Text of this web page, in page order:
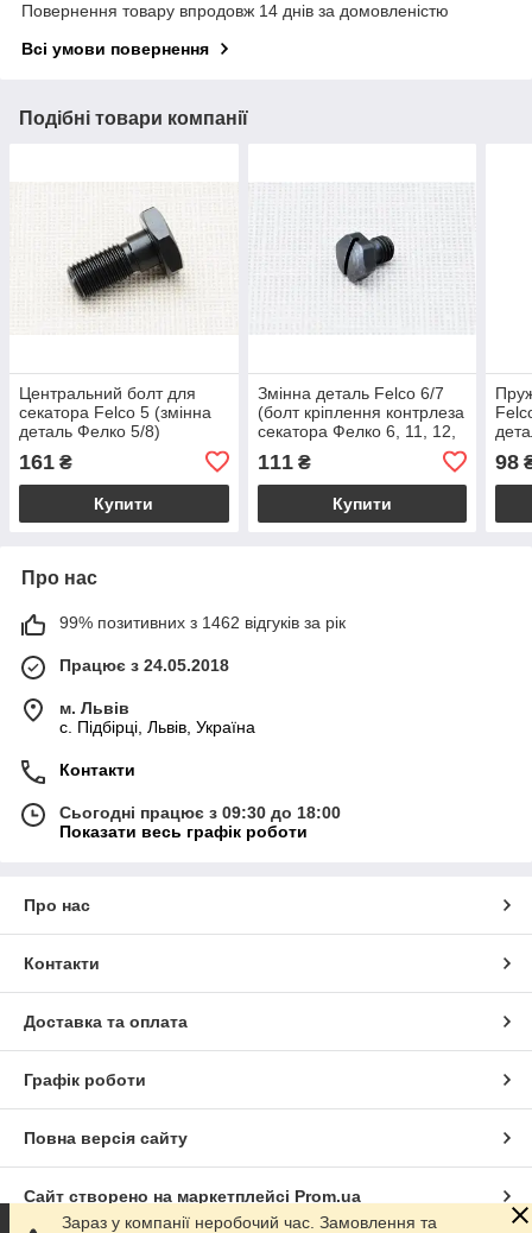
Повернення товару впродовж 14 днів за домовленістю
Всі умови повернення
Подібні товари компанії
Центральний болт для
секатора Felco 5 (змінна
деталь Фелко 5/8)
161 ₴
Купити
Змінна деталь Felco 6/7
(болт кріплення контрлеза
секатора Фелко 6, 11, 12,
111₴
Купити
98
Про нас
99% позитивних з 1462 відгуків за рік
Працює з 24.05.2018
м. Львів
c. Підбірці, Львів, Україна
Контакти
Сьогодні працює з 09:30 до 18:00
Показати весь графік роботи
Про нас
Контакти
Доставка та оплата
Графік роботи
Повна версія сайту
Сайт створено на маркетплейсі Prom.ua
Зараз у компанії неробочий час. Замовлення та